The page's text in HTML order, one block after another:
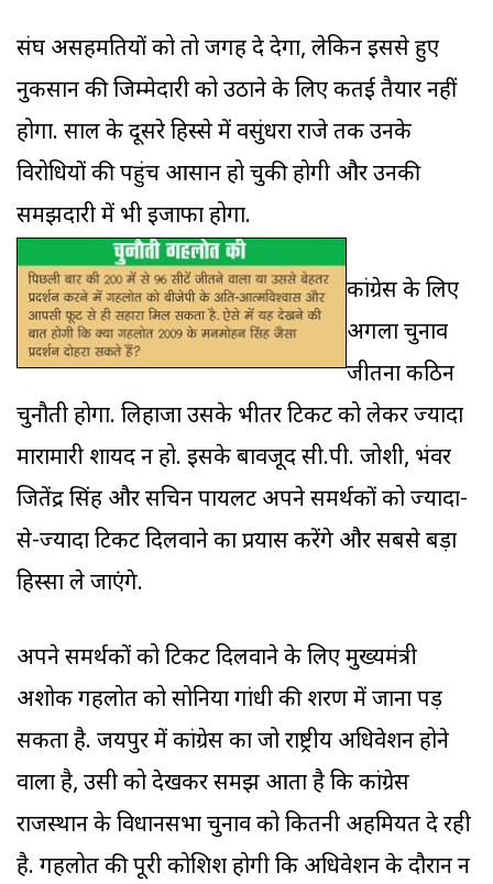
संघ असहमतियों को तो जगह दे देगा, लेकिन इससे हुए
नुकसान की जिम्मेदारी को उठाने के लिए कतई तैयार नहीं
होगा. साल के दूसरे हिस्से में वसुंधरा राजे तक उनके
विरोधियों की पहुंच आसान हो चुकी होगी और उनकी
समझदारी में भी इजाफा होगा.
कांग्रेस के लिए
अगला चुनाव
जीतना कठिन
चुनौती होगा. लिहाजा उसके भीतर टिकट को लेकर ज्यादा
मारामारी शायद न हो. इसके बावजूद सी.पी. जोशी, भंवर
जितेंद्र सिंह और सचिन पायलट अपने समर्थकों को ज्यादा-
से-ज्यादा टिकट दिलवाने का प्रयास करेंगे और सबसे बड़ा
हिस्सा ले जाएंगे.
अपने समर्थकों को टिकट दिलवाने के लिए मुख्यमंत्री
अशोक गहलोत को सोनिया गांधी की शरण में जाना पड़
सकता है. जयपुर में कांग्रेस का जो राष्ट्रीय अधिवेशन होने
वाला है, उसी को देखकर समझ आता है कि कांग्रेस
राजस्थान के विधानसभा चुनाव को कितनी अहमियत दे रही
है. गहलोत की पूरी कोशिश होगी कि अधिवेशन के दौरान न